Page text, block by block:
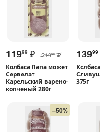
11999 ₽ 21999 ₽
Колбаса Папа может
Сервелат
Карельский варено-
копченый 280г
13999
375г
–50%